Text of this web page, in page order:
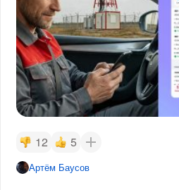
12 5
Артём Баусов